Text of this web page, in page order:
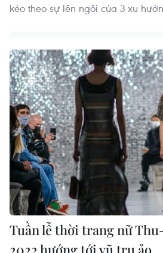
kéo theo sự lên ngôi của 3 xu
Tuần lễ thời trang nữ
2022 hướng tới vũ trụ ảo